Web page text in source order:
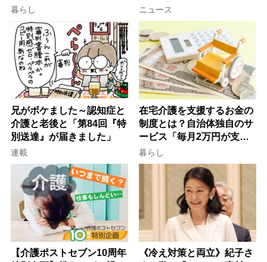
行語大賞にノミネート、法
律にも明記されたが果たし
て現在は？
暮らし
ぐ「揺れる一粒」の使い分
け方
ニュース
兄がボケました～認知症と
介護と老後と「第84回『特
別送達』が届きました」
連載
在宅介護を支援するお金の
制度とは？自治体独自のサ
ービス「毎月2万円が支給
される」ケースも【FP解
説】
暮らし
【介護ポストセブン10周年
《冷え対策と両立》紀子さ